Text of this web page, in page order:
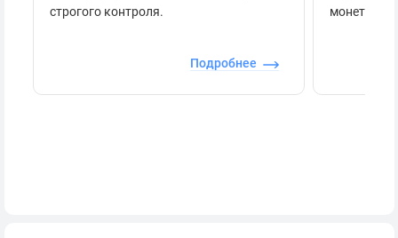
строгого контроля.
Подробнее
монеты.